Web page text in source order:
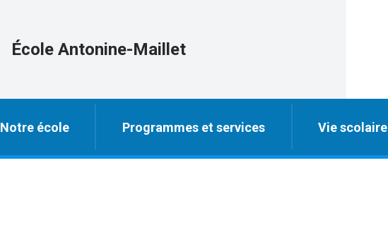
École Antonine-Maillet
Notre école Programmes et services Vie scolaire